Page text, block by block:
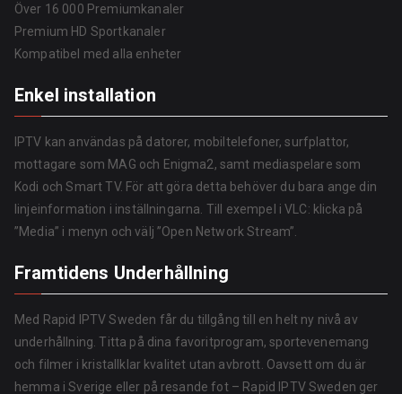
Över 16 000 Premiumkanaler
Premium HD Sportkanaler
Kompatibel med alla enheter
Enkel installation
IPTV kan användas på datorer, mobiltelefoner, surfplattor,
mottagare som MAG och Enigma2, samt mediaspelare som
Kodi och Smart TV. För att göra detta behöver du bara ange din
linjeinformation i inställningarna. Till exempel i VLC: klicka på
”Media” i menyn och välj ”Open Network Stream”.
Framtidens Underhållning
Med Rapid IPTV Sweden får du tillgång till en helt ny nivå av
underhållning. Titta på dina favoritprogram, sportevenemang
och filmer i kristallklar kvalitet utan avbrott. Oavsett om du är
hemma i Sverige eller på resande fot – Rapid IPTV Sweden ger